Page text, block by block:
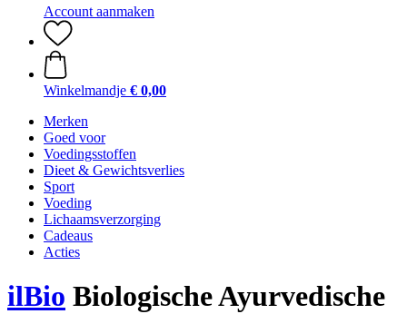
Account aanmaken
Winkelmandje € 0,00
Merken
Goed voor
Voedingsstoffen
Dieet & Gewichtsverlies
Sport
Voeding
Lichaamsverzorging
Cadeaus
Acties
ilBio Biologische Ayurvedische